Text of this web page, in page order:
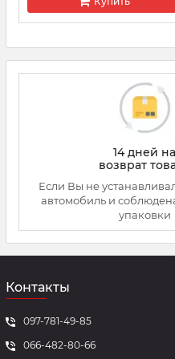
14 дней на
возврат
Если Вы не
автомобиль и
упаковки
Контакты
097-781-49-85
066-482-80-66